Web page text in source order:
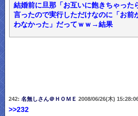
結婚前に旦那「お互いに飽きちゃった
言ったので実行しただけなのに「お前
わなかった」だってｗｗ→結果
242: 名無しさん＠ＨＯＭＥ 2008/06/26(木)
>>232